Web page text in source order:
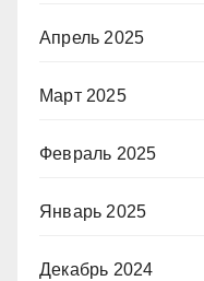
Апрель 2025
Март 2025
Февраль 2025
Январь 2025
Декабрь 2024